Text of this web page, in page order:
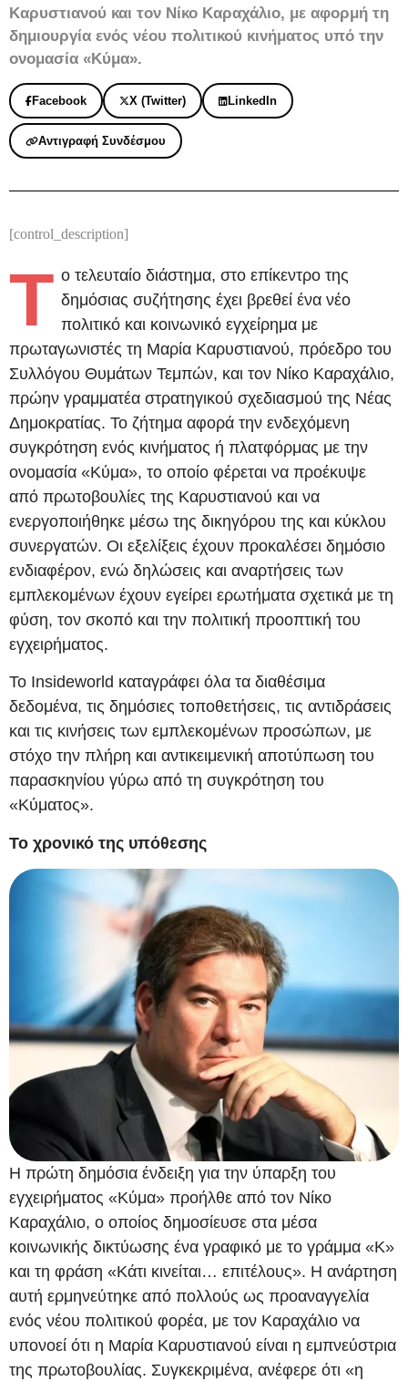
Καρυστιανού και τον Νίκο Καραχάλιο, με αφορμή τη
δημιουργία ενός νέου πολιτικού κινήματος υπό την
ονομασία «Κύμα».
Facebook X (Twitter) LinkedIn
Αντιγραφή Συνδέσμου
[control_description]
Τ ο τελευταίο διάστημα, στο επίκεντρο της
δημόσιας συζήτησης έχει βρεθεί ένα νέο
πολιτικό και κοινωνικό εγχείρημα με
πρωταγωνιστές τη Μαρία Καρυστιανού, πρόεδρο του
Συλλόγου Θυμάτων Τεμπών, και τον Νίκο Καραχάλιο,
πρώην γραμματέα στρατηγικού σχεδιασμού της Νέας
Δημοκρατίας. Το ζήτημα αφορά την ενδεχόμενη
συγκρότηση ενός κινήματος ή πλατφόρμας με την
ονομασία «Κύμα», το οποίο φέρεται να προέκυψε
από πρωτοβουλίες της Καρυστιανού και να
ενεργοποιήθηκε μέσω της δικηγόρου της και κύκλου
συνεργατών. Οι εξελίξεις έχουν προκαλέσει δημόσιο
ενδιαφέρον, ενώ δηλώσεις και αναρτήσεις των
εμπλεκομένων έχουν εγείρει ερωτήματα σχετικά με τη
φύση, τον σκοπό και την πολιτική προοπτική του
εγχειρήματος.
Το Insideworld καταγράφει όλα τα διαθέσιμα
δεδομένα, τις δημόσιες τοποθετήσεις, τις αντιδράσεις
και τις κινήσεις των εμπλεκομένων προσώπων, με
στόχο την πλήρη και αντικειμενική αποτύπωση του
παρασκηνίου γύρω από τη συγκρότηση του
«Κύματος».
Το χρονικό της υπόθεσης
Η πρώτη δημόσια ένδειξη για την ύπαρξη του
εγχειρήματος «Κύμα» προήλθε από τον Νίκο
Καραχάλιο, ο οποίος δημοσίευσε στα μέσα
κοινωνικής δικτύωσης ένα γραφικό με το γράμμα «Κ»
και τη φράση «Κάτι κινείται… επιτέλους». Η ανάρτηση
αυτή ερμηνεύτηκε από πολλούς ως προαναγγελία
ενός νέου πολιτικού φορέα, με τον Καραχάλιο να
υπονοεί ότι η Μαρία Καρυστιανού είναι η εμπνεύστρια
της πρωτοβουλίας. Συγκεκριμένα, ανέφερε ότι «η